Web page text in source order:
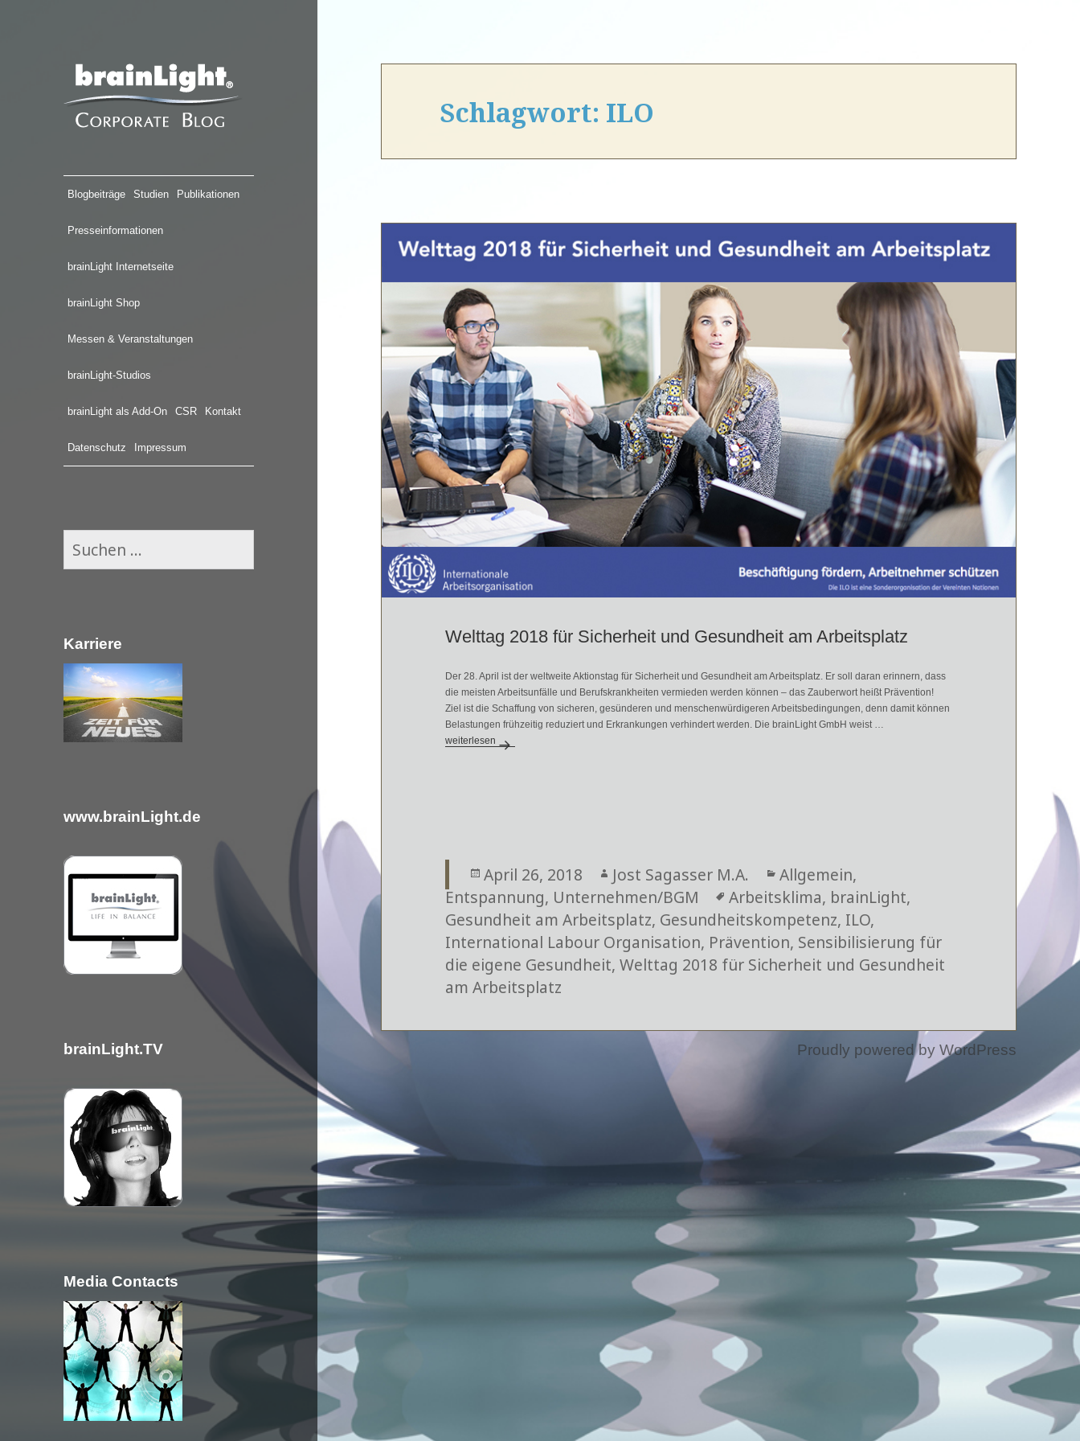
Blogbeiträge Studien Publikationen
Presseinformationen
brainLight Internetseite
brainLight Shop
Messen & Veranstaltungen
brainLight-Studios
brainLight als Add-On CSR Kontakt
Datenschutz Impressum
S
n
n
a
c
h
Karriere
www.brainLight.de
brainLight.TV
Media Contacts
Schlagwort: ILO
Welttag 2018 für Sicherheit und Gesundheit am Arbeitsplatz
Der 28. April ist der weltweite Aktionstag für Sicherheit und Gesundheit am Arbeitsplatz. Er soll daran erinnern, dass
die meisten Arbeitsunfälle und Berufskrankheiten vermieden werden können – das Zauberwort heißt Prävention!
Ziel ist die Schaffung von sicheren, gesünderen und menschenwürdigeren Arbeitsbedingungen, denn damit können
Belastungen frühzeitig reduziert und Erkrankungen verhindert werden. Die brainLight GmbH weist …
Welttag 2018 für Sicherheit und Gesundheit am Arbeitsplatz
weiterlesen
Veröffentlicht
am
April 26, 2018 Autor
Jost Sagasser M.A. Kategorien
Allgemein,
Entspannung, Unternehmen/BGM Schlagwörter
Arbeitsklima, brainLight,
Gesundheit am Arbeitsplatz, Gesundheitskompetenz, ILO,
International Labour Organisation, Prävention, Sensibilisierung für
die eigene Gesundheit,Welttag 2018 für Sicherheit und Gesundheit
am Arbeitsplatz
Proudly powered by WordPress